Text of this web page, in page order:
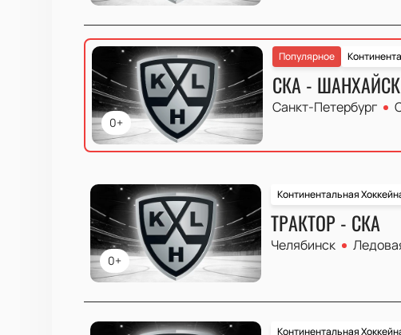
0+
Популярное
СКА -
Санкт-Петербург
0+
Континентальная
ТРАКТОР - СКА
Челябинск
Континентальная